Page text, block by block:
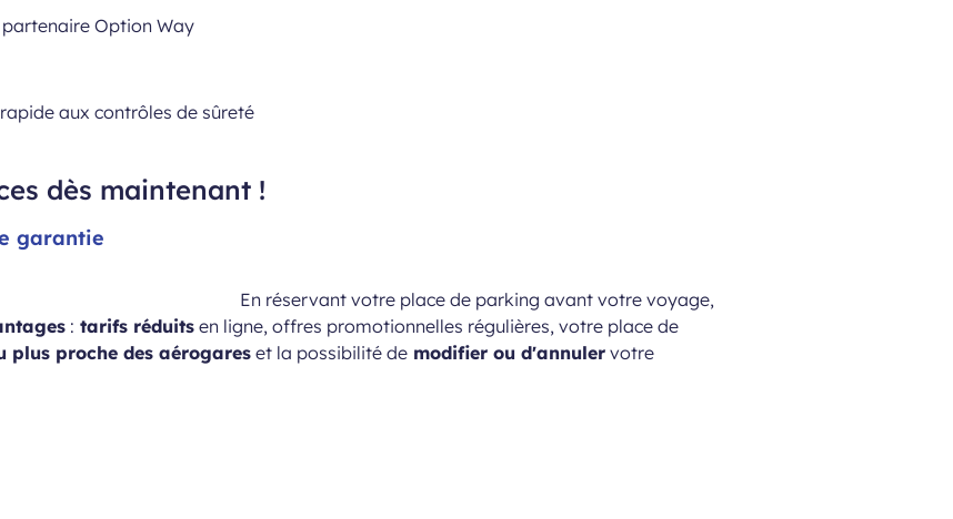
Option Way
aux contrôles de sûreté
dès maintenant !
garantie
En réservant votre place de parking avant votre voyage,
: tarifs réduits en ligne, offres promotionnelles régulières, votre place de
plus proche des aérogares et la possibilité de modifier ou d'annuler votre